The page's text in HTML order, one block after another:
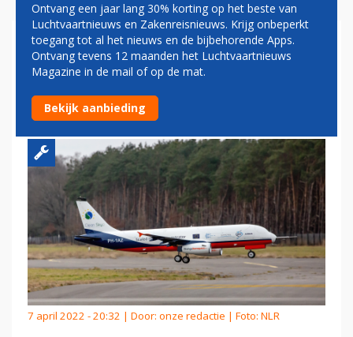
TESTPLATFORM SCALED
FLIGHT DEMONSTRATOR
VLIEGT VOOR HET EERST
7 april 2022 - 20:32 | Door: onze redactie | Foto: NLR
Ontvang een jaar lang 30% korting op het beste van
Luchtvaartnieuws en Zakenreisnieuws. Krijg onbeperkt
toegang tot al het nieuws en de bijbehorende Apps.
Ontvang tevens 12 maanden het Luchtvaartnieuws
Magazine in de mail of op de mat.
Bekijk aanbieding